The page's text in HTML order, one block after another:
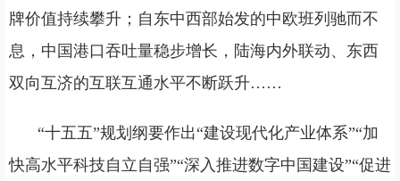
牌价值持续攀升；自东中西部始发的中欧班列驰而不
息，中国港口吞吐量稳步增长，陆海内外联动、东西
双向互济的互联互通水平不断跃升……
“十五五”规划纲要作出“建设现代化产业体系”“加
快高水平科技自立自强”“深入推进数字中国建设”“促进